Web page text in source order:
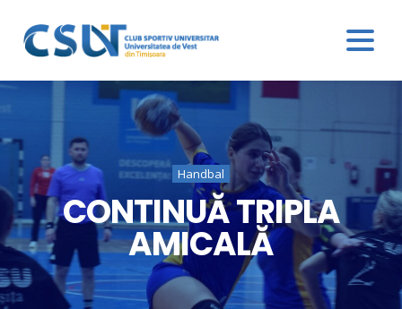
Handbal
CONTINUĂ TRIPLA
AMICALĂ